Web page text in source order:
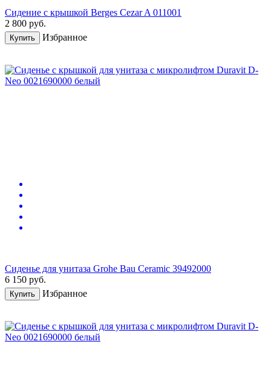
Сидение с крышкой Berges Cezar A 011001
2 800 руб.
Купить Избранное
Сиденье для унитаза Grohe Bau Ceramic 39492000
6 150 руб.
Купить Избранное